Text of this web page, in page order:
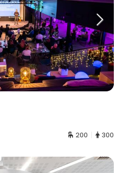
200 300